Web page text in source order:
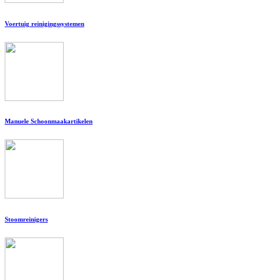
Voertuig reinigingssystemen
Manuele Schoonmaakartikelen
Stoomreinigers